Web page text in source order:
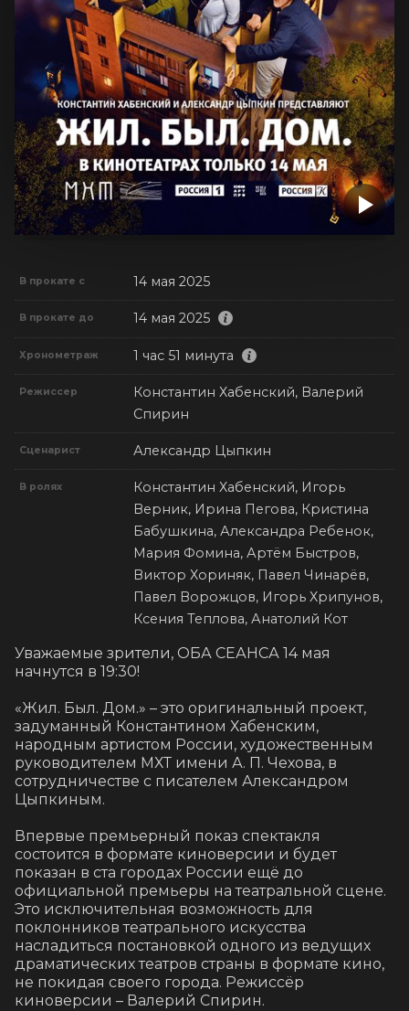
В прокате с 14 мая 2025
В прокате до 14 мая 2025
Хронометраж 1 час 51 минута
Режиссер
Константин Хабенский, Валерий
Спирин
Сценарист Александр Цыпкин
В ролях
Константин Хабенский, Игорь
Верник, Ирина Пегова, Кристина
Бабушкина, Александра Ребенок,
Мария Фомина, Артём Быстров,
Виктор Хориняк, Павел Чинарёв,
Павел Ворожцов, Игорь Хрипунов,
Ксения Теплова, Анатолий Кот
Уважаемые зрители, ОБА СЕАНСА 14 мая
начнутся в 19:30!
«Жил. Был. Дом.» – это оригинальный проект,
задуманный Константином Хабенским,
народным артистом России, художественным
руководителем МХТ имени А. П. Чехова, в
сотрудничестве с писателем Александром
Цыпкиным.
Впервые премьерный показ спектакля
состоится в формате киноверсии и будет
показан в ста городах России ещё до
официальной премьеры на театральной сцене.
Это исключительная возможность для
поклонников театрального искусства
насладиться постановкой одного из ведущих
драматических театров страны в формате кино,
не покидая своего города. Режиссёр
киноверсии – Валерий Спирин.